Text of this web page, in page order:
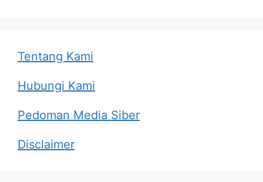
Tentang Kami
Hubungi Kami
Pedoman Media Siber
Disclaimer